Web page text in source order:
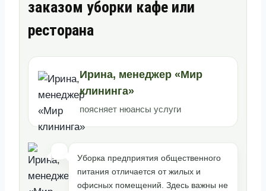
заказом уборки кафе или
ресторана
Ирина, менеджер «Мир
клининга»
поясняет нюансы услуги
Уборка предприятия общественного
питания отличается от жилых и
офисных помещений. Здесь важны не